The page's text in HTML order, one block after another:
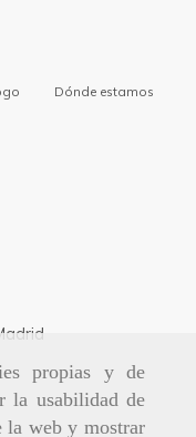
propias y de
la usabilidad de
la web y mostrar
Dónde estamos